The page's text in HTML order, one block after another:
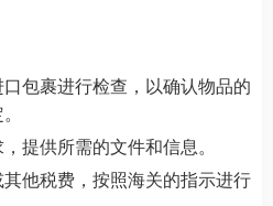
包裹进行检查，以确认物品的
提供所需的文件和信息。
他税费，按照海关的指示进行